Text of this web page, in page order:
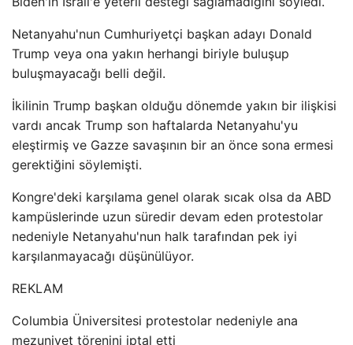
Netanyahu'nun Cumhuriyetçi başkan adayı Donald
Trump veya ona yakın herhangi biriyle buluşup
buluşmayacağı belli değil.
İkilinin Trump başkan olduğu dönemde yakın bir ilişkisi
vardı ancak Trump son haftalarda Netanyahu'yu
eleştirmiş ve Gazze savaşının bir an önce sona ermesi
gerektiğini söylemişti.
Kongre'deki karşılama genel olarak sıcak olsa da ABD
kampüslerinde uzun süredir devam eden protestolar
nedeniyle Netanyahu'nun halk tarafından pek iyi
karşılanmayacağı düşünülüyor.
REKLAM
Columbia Üniversitesi protestolar nedeniyle ana
mezuniyet törenini iptal etti